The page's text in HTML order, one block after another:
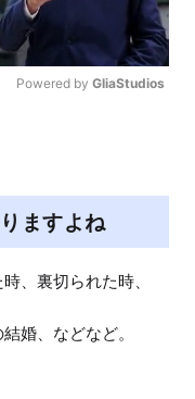
Powered by GliaStudios
ますよね
、裏切られた時、
婚、などなど。